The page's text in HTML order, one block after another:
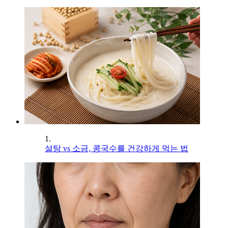
1.
설탕 vs 소금, 콩국수를 건강하게 먹는 법